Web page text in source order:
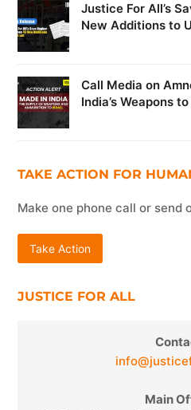
Justice For All’s
New Additions to
Call Media on
India’s Weapons
TAKE ACTION FOR
Make one phone call or send
Take Action
JUSTICE FOR ALL
Main